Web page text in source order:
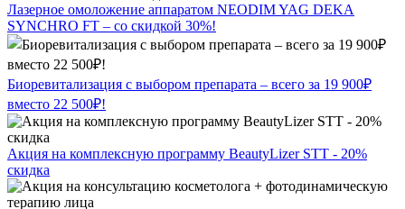
Лазерное омоложение аппаратом NEODIM YAG DEKA
SYNCHRO FT – со скидкой 30%!
Биоревитализация с выбором препарата – всего за 19 900₽
вместо 22 500₽!
Акция на комплексную программу BeautyLizer STT - 20%
скидка